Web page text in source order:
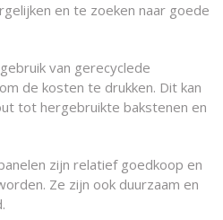
en te zoeken naar goede
van gerecyclede
de kosten te drukken. Dit kan
tot hergebruikte bakstenen en
zijn relatief goedkoop en
Ze zijn ook duurzaam en